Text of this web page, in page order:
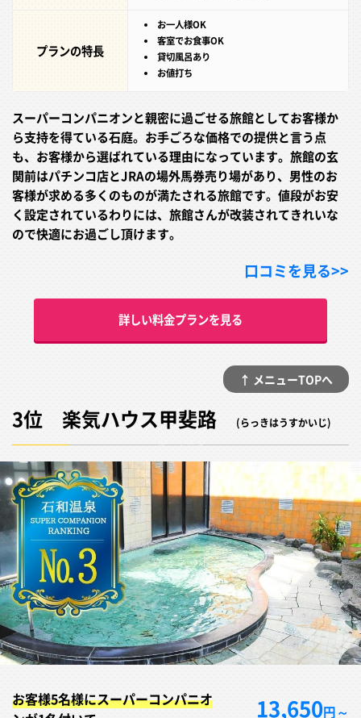
プランの特長
お一人様OK
客室でお食事OK
貸切風呂あり
お値打ち
スーパーコンパニオンと親密に過ごせる旅館としてお客様か
ら支持を得ている石庭。お手ごろな価格での提供と言う点
も、お客様から選ばれている理由になっています。旅館の玄
関前はパチンコ店とJRAの場外馬券売り場があり、男性のお
客様が求める多くのものが満たされる旅館です。値段がお安
く設定されているわりには、旅館さんが改装されてきれいな
ので快適にお過ごし頂けます。
口コミを見る>>
詳しい料金プランを見る
↑ メニューTOPへ
3位 楽気ハウス甲斐路 (らっきはうすかいじ)
お客様5名様にスーパーコンパニオ
13,650円～